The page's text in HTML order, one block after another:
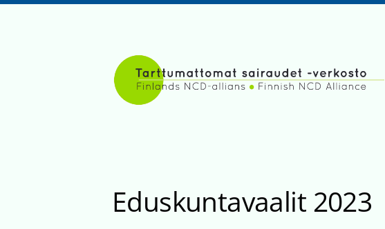
Tarttumattomat sairaudet -verkosto
Eduskuntavaalit 2023